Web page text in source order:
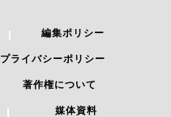
編集ポリシー
プライバシーポリシー
著作権について
媒体資料